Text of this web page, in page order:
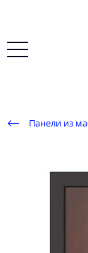
Панели из